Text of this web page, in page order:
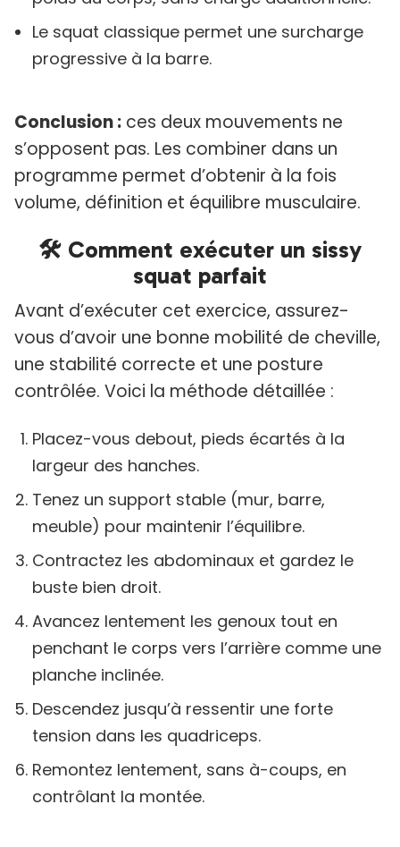
Le squat classique permet une surcharge
progressive à la barre.
Conclusion : ces deux mouvements ne
s’opposent pas. Les combiner dans un
programme permet d’obtenir à la fois
volume, définition et équilibre musculaire.
🛠 Comment exécuter un sissy
squat parfait
Avant d’exécuter cet exercice, assurez-
vous d’avoir une bonne mobilité de cheville,
une stabilité correcte et une posture
contrôlée. Voici la méthode détaillée :
Placez-vous debout, pieds écartés à la
largeur des hanches.
Tenez un support stable (mur, barre,
meuble) pour maintenir l’équilibre.
Contractez les abdominaux et gardez le
buste bien droit.
Avancez lentement les genoux tout en
penchant le corps vers l’arrière comme une
planche inclinée.
Descendez jusqu’à ressentir une forte
tension dans les quadriceps.
Remontez lentement, sans à-coups, en
contrôlant la montée.